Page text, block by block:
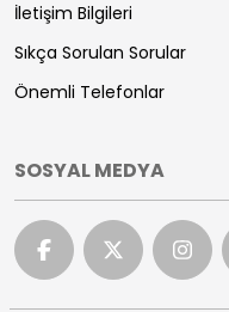
İletişim Bilgileri
Sıkça Sorulan Sorular
Önemli Telefonlar
SOSYAL MEDYA